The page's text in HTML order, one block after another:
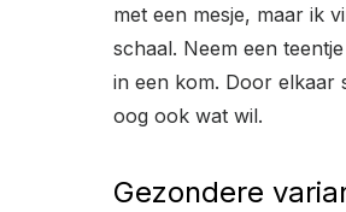
met een mesje, maar ik
schaal. Neem een
in een kom. Door elkaar
oog ook wat wil.
Gezondere